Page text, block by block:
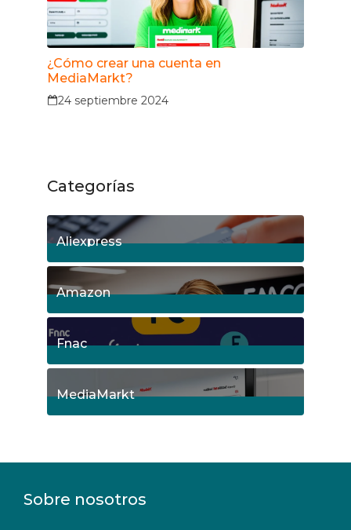
¿Cómo crear una cuenta en
MediaMarkt?
24 septiembre 2024
Categorías
Aliexpress
18Posts
Amazon
5Posts
Fnac
9Posts
MediaMarkt
Sobre nosotros